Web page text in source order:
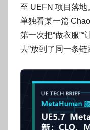
至 UEFN 项目落地
单独看某一篇
第一次把“做衣服”“
去”放到了同一条链